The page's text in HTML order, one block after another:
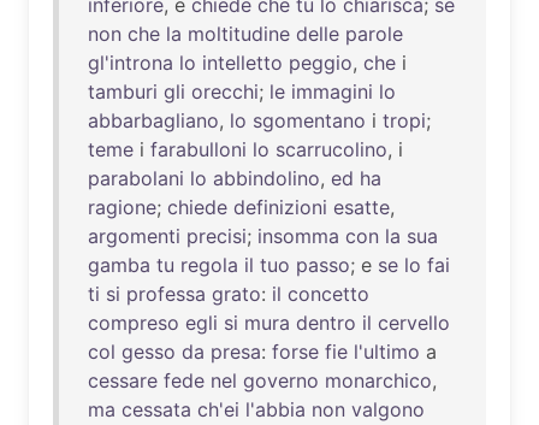
inferiore, e chiede che tu lo chiarisca; se
non che la moltitudine delle parole
gl'introna lo intelletto peggio, che i
tamburi gli orecchi; le immagini lo
abbarbagliano, lo sgomentano i tropi;
teme i farabulloni lo scarrucolino, i
parabolani lo abbindolino, ed ha
ragione; chiede definizioni esatte,
argomenti precisi; insomma con la sua
gamba tu regola il tuo passo; e se lo fai
ti si professa grato: il concetto
compreso egli si mura dentro il cervello
col gesso da presa: forse fie l'ultimo a
cessare fede nel governo monarchico,
ma cessata ch'ei l'abbia non valgono